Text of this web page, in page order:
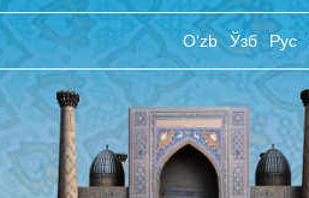
O‘zb Ўзб Рус